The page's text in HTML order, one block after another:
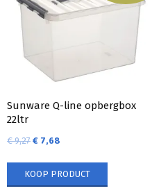
Sunware Q-line opbergbox
22ltr
€9,27 € 7,68
KOOP PRODUCT